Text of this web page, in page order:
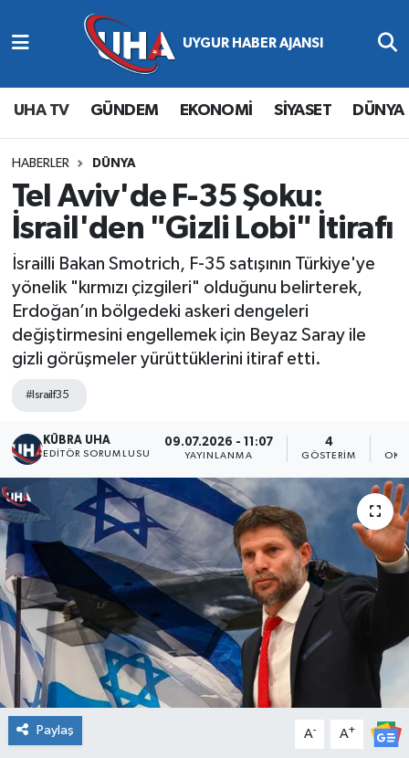
UHA TV GÜNDEM EKONOMİ SİYASET DÜNYA
HABERLER DÜNYA
Tel Aviv'de F-35 Şoku:
İsrail'den "Gizli Lobi" İtirafı
İsrailli Bakan Smotrich, F-35 satışının Türkiye'ye
yönelik "kırmızı çizgileri" olduğunu belirterek,
Erdoğan’ın bölgedeki askeri dengeleri
değiştirmesini engellemek için Beyaz Saray ile
gizli görüşmeler yürüttüklerini itiraf etti.
#Israilf35
KÜBRA UHA
EDİTÖR SORUMLUSU
09.07.2026 - 11:07
YAYINLANMA
4
GÖSTERIM
Paylaş A- A+
Abone Ol
Gündem
Ekonomi
Magazin
Siyaset
Spor
Yaşam
Nöbetçi Eczaneler
Hava Durumu
Namaz Vakitleri
Trafik Durumu
Süper Lig Puan Durumu ve Fikstür
Tüm Manşetler
Son Dakika Haberleri
Haber Arşivi